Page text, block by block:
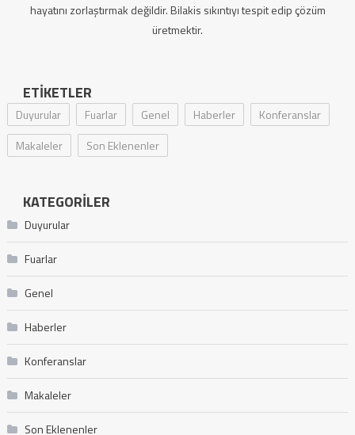
hayatını zorlaştırmak değildir. Bilakis sıkıntıyı tespit edip çözüm
üretmektir.
ETIKETLER
Duyurular Fuarlar Genel Haberler
Konferanslar
Makaleler
Son Eklenenler
KATEGORILER
Duyurular
Fuarlar
Genel
Haberler
Konferanslar
Makaleler
Son Eklenenler